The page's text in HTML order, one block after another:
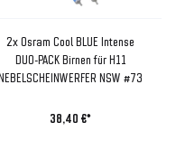
2x Osram Cool BLUE Intense
DUO-PACK Birnen für H11
NSW #73
38,40 €*